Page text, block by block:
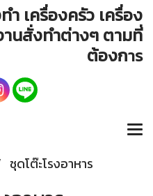
เครื่องครัว เครื่อง
านสั่งทำต่างๆ ตามที่
ต้องการ
ชุดโต๊ะโรงอาหาร